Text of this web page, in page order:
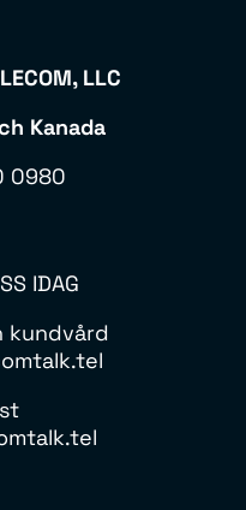
LLC
Kanada
0980
IDAG
kundvård